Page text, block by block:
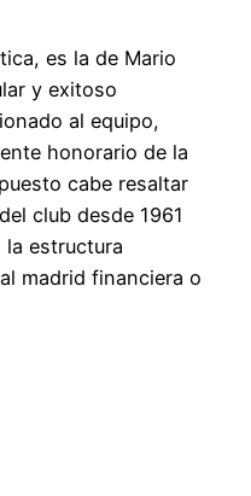
es la de Mario
y exitoso
al equipo,
honorario de la
cabe resaltar
club desde 1961
estructura
madrid financiera o